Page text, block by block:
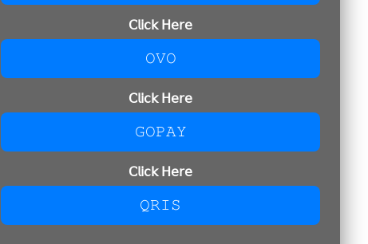
𝖢𝗅𝗂𝖼𝗄 𝖧𝖾𝗋𝖾
𝙾𝚅𝙾
𝖢𝗅𝗂𝖼𝗄 𝖧𝖾𝗋𝖾
𝙶𝙾𝙿𝙰𝚈
𝖢𝗅𝗂𝖼𝗄 𝖧𝖾𝗋𝖾
𝚀𝚁𝙸𝚂